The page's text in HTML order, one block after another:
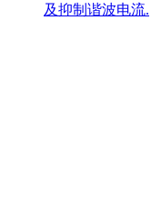
及抑制谐波电流.